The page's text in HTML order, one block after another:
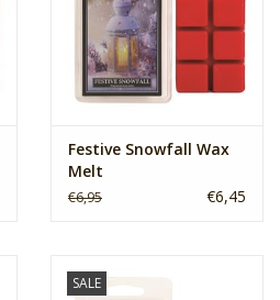
Festive Snowfall Wax
Melt
€6,95 €6,45
SALE